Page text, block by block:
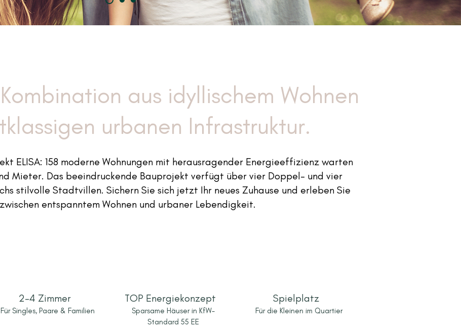
aus idyllischem Wohnen
urbanen Infrastruktur.
ELISA: 158 moderne Wohnungen mit herausragender Energieeffizienz warten
Mieter. Das beeindruckende Bauprojekt verfügt über vier Doppel- und vier
stilvolle Stadtvillen. Sichern Sie sich jetzt Ihr neues Zuhause und erleben Sie
entspanntem Wohnen und urbaner Lebendigkeit.
2-4 Zimmer
Für Singles, Paare & Familien
TOP Energiekonzept
Sparsame Häuser in KfW-
Standard 55 EE
Spielplatz
Für die Kleinen im Quartier